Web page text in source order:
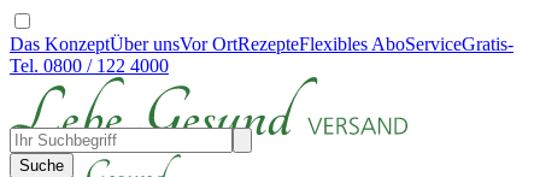
Das KonzeptÜber unsVor OrtRezepteFlexibles AboServiceGratis-
Tel. 0800 / 122 4000
Suche